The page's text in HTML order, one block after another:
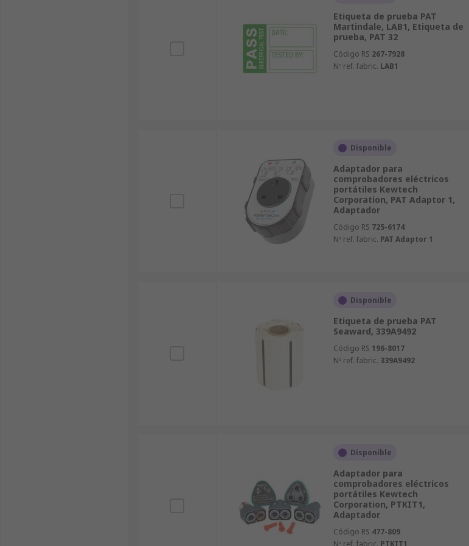
Etiqueta de prueba PAT
Martindale, LAB1, Etiqueta de
prueba, PAT 32
Código RS 267-7928
Nº ref. fabric. LAB1
Disponible
Adaptador para
comprobadores eléctricos
portátiles Kewtech
Corporation, PAT Adaptor 1,
Adaptador
Código RS 725-6174
Nº ref. fabric. PAT Adaptor 1
Disponible
Etiqueta de prueba PAT
Seaward, 339A9492
Código RS 196-8017
Nº ref. fabric. 339A9492
Disponible
Adaptador para
comprobadores eléctricos
portátiles Kewtech
Corporation, PTKIT1,
Adaptador
Código RS 477-809
Nº ref. fabric. PTKIT1